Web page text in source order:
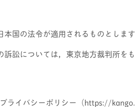
国の法令が適用されるものとします
訟については，東京地方裁判所を
ライバシーポリシー（https://